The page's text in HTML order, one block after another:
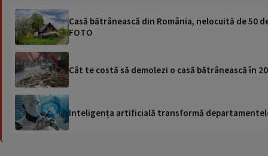
Casă bătrânească din România, nelocuită de 50
FOTO
Cât te costă să demolezi o casă bătrânească în
Inteligența artificială transformă